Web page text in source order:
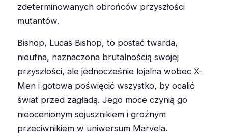
zdeterminowanych obrońców przyszłości
mutantów.
Bishop, Lucas Bishop, to postać twarda,
nieufna, naznaczona brutalnością swojej
przyszłości, ale jednocześnie lojalna wobec X-
Men i gotowa poświęcić wszystko, by ocalić
świat przed zagładą. Jego moce czynią go
nieocenionym sojusznikiem i groźnym
przeciwnikiem w uniwersum Marvela.